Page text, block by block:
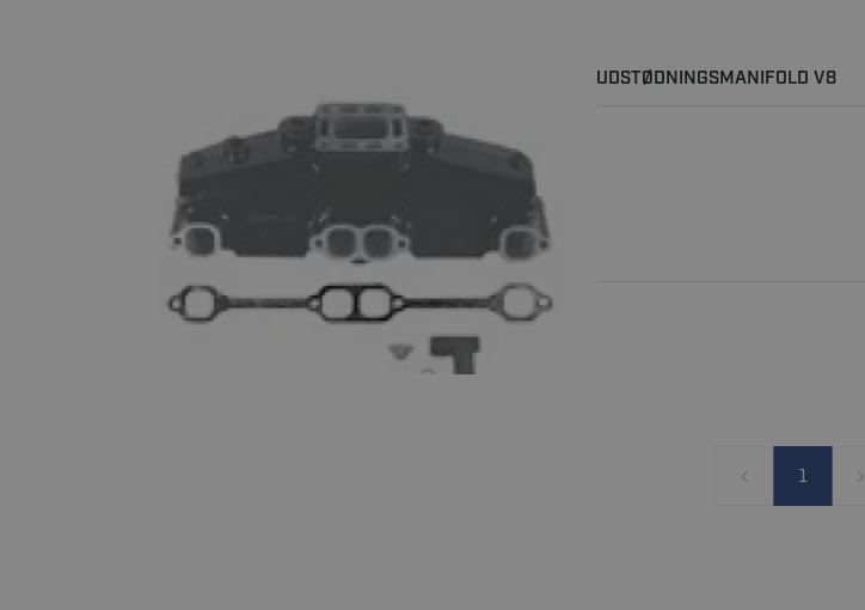
UDSTØDNINGSMANIFOLD V8
1